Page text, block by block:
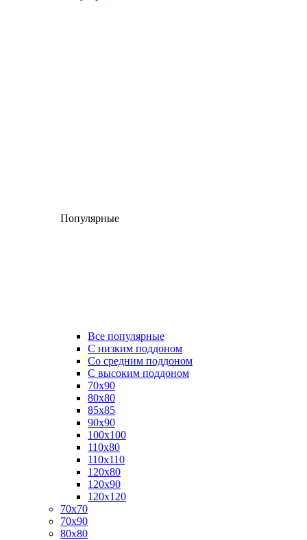
Популярные
Все популярные
C низким поддоном
Со средним поддоном
С высоким поддоном
70х90
80х80
85х85
90х90
100х100
110х80
110х110
120х80
120х90
120х120
70х70
70х90
80х80